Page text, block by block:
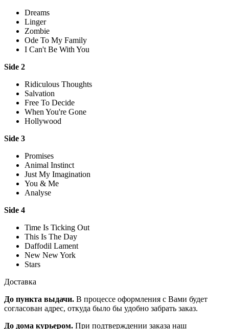
Dreams
Linger
Zombie
Ode To My Family
I Can't Be With You
Side 2
Ridiculous Thoughts
Salvation
Free To Decide
When You're Gone
Hollywood
Side 3
Promises
Animal Instinct
Just My Imagination
You & Me
Analyse
Side 4
Time Is Ticking Out
This Is The Day
Daffodil Lament
New New York
Stars
Доставка
До пункта выдачи. В процессе оформления с Вами будет
согласован адрес, откуда было бы удобно забрать заказ.
До дома курьером. При подтверждении заказа наш